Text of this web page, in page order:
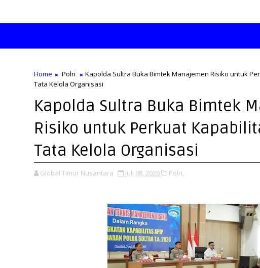
Home Polri
Kapolda Sultra Buka Bimtek Manajemen Risiko untuk
Tata Kelola Organisasi
Kapolda Sultra Buka Bimtek
Risiko untuk Perkuat
Tata Kelola Organisasi
Global Timur Nusantara Juli 08, 2026 Polri,